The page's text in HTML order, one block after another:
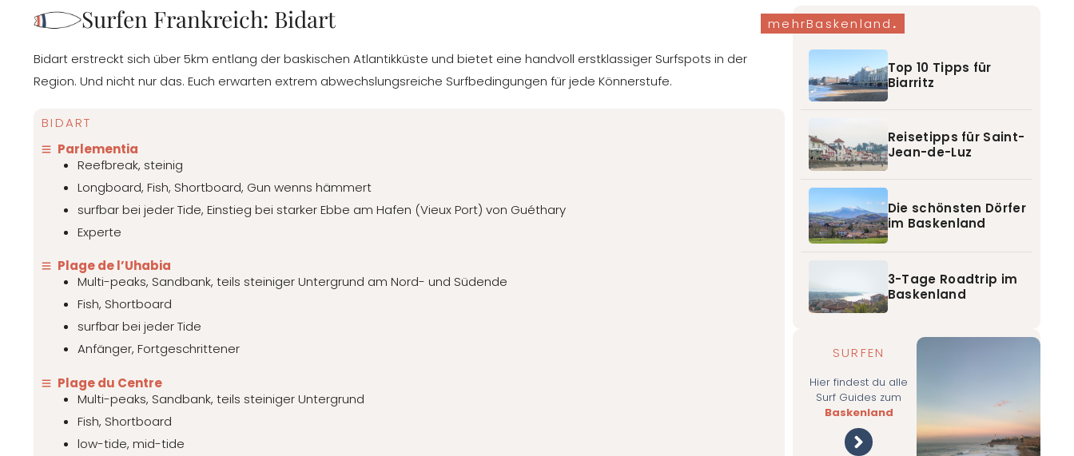
Surfen Frankreich: Bidart
Bidart erstreckt sich über 5km entlang der baskischen Atlantikküste und bietet eine handvoll erstklassiger Surfspots in der
Region. Und nicht nur das. Euch erwarten extrem abwechslungsreiche Surfbedingungen für jede Könnerstufe.
BIDART
Parlementia
Reefbreak, steinig
Longboard, Fish, Shortboard, Gun wenns hämmert
surfbar bei jeder Tide, Einstieg bei starker Ebbe am Hafen (Vieux Port) von Guéthary
Experte
Plage de l’Uhabia
Multi-peaks, Sandbank, teils steiniger Untergrund am Nord- und Südende
Fish, Shortboard
surfbar bei jeder Tide
Anfänger, Fortgeschrittener
Plage du Centre
Multi-peaks, Sandbank, teils steiniger Untergrund
Fish, Shortboard
low-tide, mid-tide
mehrBaskenland .
Top 10 Tipps für
Biarritz
Reisetipps für Saint-
Jean-de-Luz
Die schönsten Dörfer
im Baskenland
3-Tage Roadtrip im
Baskenland
SURFEN
Hier findest du alle
Surf Guides zum
Baskenland